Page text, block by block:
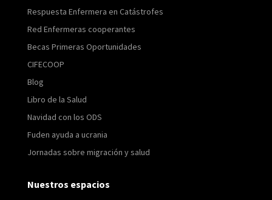
Respuesta Enfermera en Catástrofes
Red Enfermeras cooperantes
Becas Primeras Oportunidades
CIFECOOP
Blog
Libro de la Salud
Navidad con los ODS
Fuden ayuda a ucrania
Jornadas sobre migración y salud
Nuestros espacios